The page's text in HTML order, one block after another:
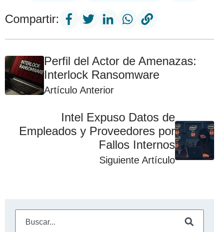
Compartir:
Perfil del Actor de Amenazas:
Interlock Ransomware
Artículo Anterior
Intel Expuso Datos de
Empleados y Proveedores por
Fallos Internos
Siguiente Artículo